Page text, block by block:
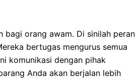
bagi orang awam. Di sinilah peran
bertugas mengurus semua
komunikasi dengan pihak
Anda akan berjalan lebih